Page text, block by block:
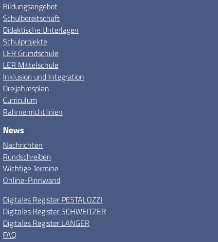
Bildungsangebot
Schulbereitschaft
Didaktische Unterlagen
Schulprojekte
LER Grundschule
LER Mittelschule
Inklusion und Integration
Dreijahresplan
Curriculum
Rahmenrichtlinien
News
Nachrichten
Rundschreiben
Wichtige Termine
Online-Pinnwand
Digitales Register PESTALOZZI
Digitales Register SCHWEITZER
Digitales Register LANGER
FAQ